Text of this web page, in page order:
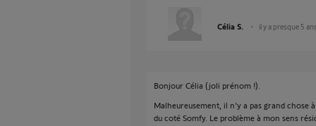
Célia S. il y a presque 5 ans
Bonjour Célia (joli prénom !).
Malheureusement, il n'y a pas grand chose
du coté Somfy. Le problème à mon sens